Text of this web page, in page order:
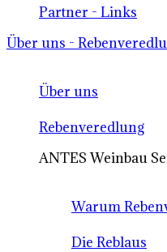
Partner - Links
Über uns -
Über uns
Rebenveredlung
ANTES Weinbau
Warum
Die Reblaus